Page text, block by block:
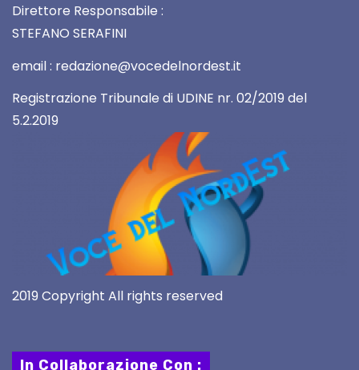
Direttore Responsabile :
STEFANO SERAFINI
email : redazione@vocedelnordest.it
Registrazione Tribunale di UDINE nr. 02/2019 del
5.2.2019
2019 Copyright All rights reserved
In Collaborazione Con :